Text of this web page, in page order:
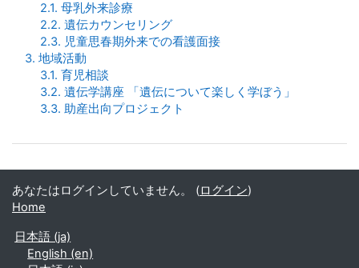
2.1. 母乳外来診療
2.2. 遺伝カウンセリング
2.3. 児童思春期外来での看護面接
3. 地域活動
3.1. 育児相談
3.2. 遺伝学講座 「遺伝について楽しく学ぼう」
3.3. 助産出向プロジェクト
あなたはログインしていません。 (ログイン)
Home
日本語 ‎(ja)‎
English ‎(en)‎